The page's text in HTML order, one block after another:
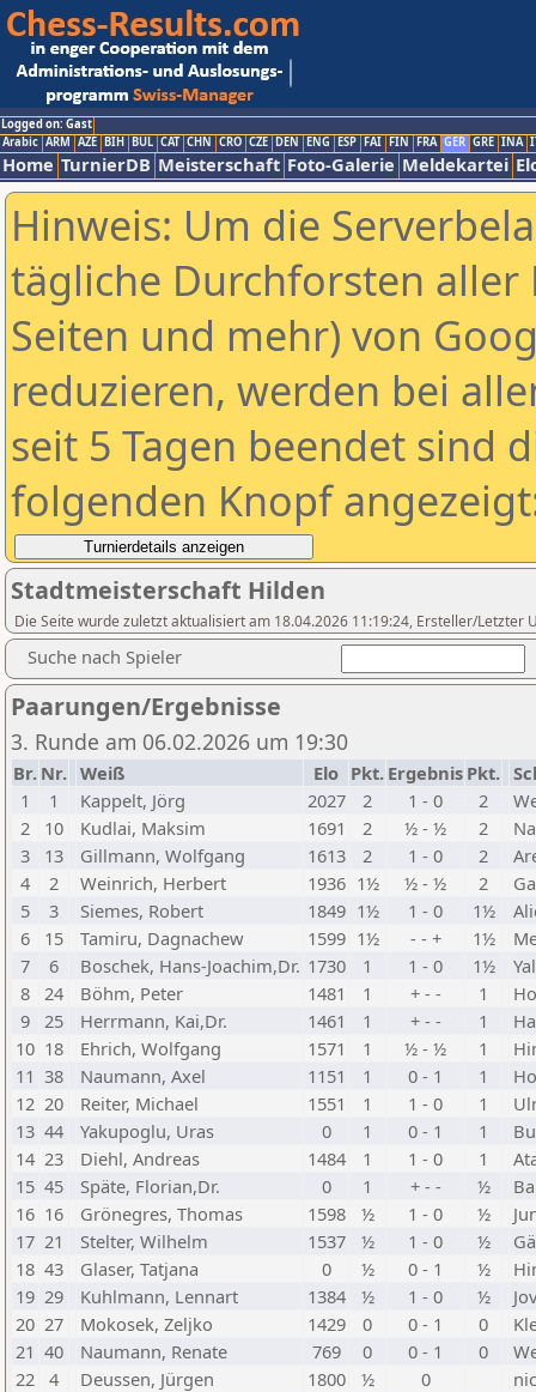
Logged on: Gast
Arabic ARM AZE BIH BUL CAT CHN CRO CZE DEN ENG ESP FAI FIN FRA GER GRE INA
Home TurnierDB Meisterschaft Foto-Galerie Meldekartei
Hinweis: Um die
tägliche Durchforsten aller
Seiten und mehr) von
reduzieren, werden bei
seit 5 Tagen beendet sind
folgenden Knopf
Stadtmeisterschaft Hilden
Die Seite wurde zuletzt aktualisiert am 18.04.2026 11:19:24, Ersteller/Letzter
Suche nach Spieler
Paarungen/Ergebnisse
3. Runde am 06.02.2026 um 19:30
Br. Nr. Weiß Elo Pkt. Ergebnis Pkt.
1
1 Kappelt, Jörg 2027 2 1 - 0 2
2
10 Kudlai, Maksim 1691 2 ½ - ½ 2
3
13 Gillmann, Wolfgang 1613 2 1 - 0 2
4
2 Weinrich, Herbert 1936 1½ ½ - ½ 2
5
3 Siemes, Robert 1849 1½ 1 - 0 1½
6
15 Tamiru, Dagnachew 1599 1½ - - + 1½
7
6 Boschek, Hans-Joachim,Dr. 1730 1 1 - 0 1½
8
24 Böhm, Peter 1481 1 + - - 1
9
25 Herrmann, Kai,Dr. 1461 1 + - - 1
10 18 Ehrich, Wolfgang 1571 1 ½ - ½ 1
11 38 Naumann, Axel 1151 1 0 - 1 1
12 20 Reiter, Michael 1551 1 1 - 0 1
13 44 Yakupoglu, Uras 0 1 0 - 1 1
14 23 Diehl, Andreas 1484 1 1 - 0 1
15 45 Späte, Florian,Dr. 0 1 + - - ½
16 16 Grönegres, Thomas 1598 ½ 1 - 0 ½
17 21 Stelter, Wilhelm 1537 ½ 1 - 0 ½
18 43 Glaser, Tatjana 0 ½ 0 - 1 ½
19 29 Kuhlmann, Lennart 1384 ½ 1 - 0 ½
20 27 Mokosek, Zeljko 1429 0 0 - 1 0
21 40 Naumann, Renate 769 0 0 - 1 0
22
4 Deussen, Jürgen 1800 ½ 0